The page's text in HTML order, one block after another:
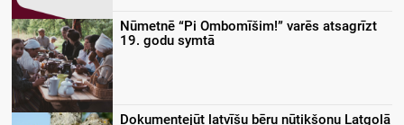
Nūmetnē “Pi Ombomīšim!” varēs atsagrīzt
19. godu symtā
Dokumentejūt latvīšu bēru nūtikšonu Latgolā